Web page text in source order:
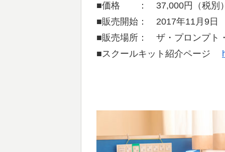
■価格 ： 37,000円（税別
■販売開始： 2017年11月9日
■販売場所： ザ・プロンプ
■スクールキット紹介ページ